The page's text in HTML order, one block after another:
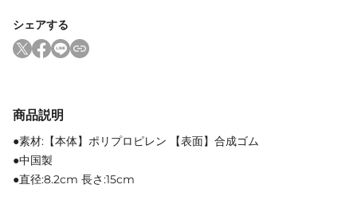
シェアする
商品説明
●素材:【本体】ポリプロピレン 【表面】合成ゴム
●中国製
●直径:8.2cm 長さ:15cm